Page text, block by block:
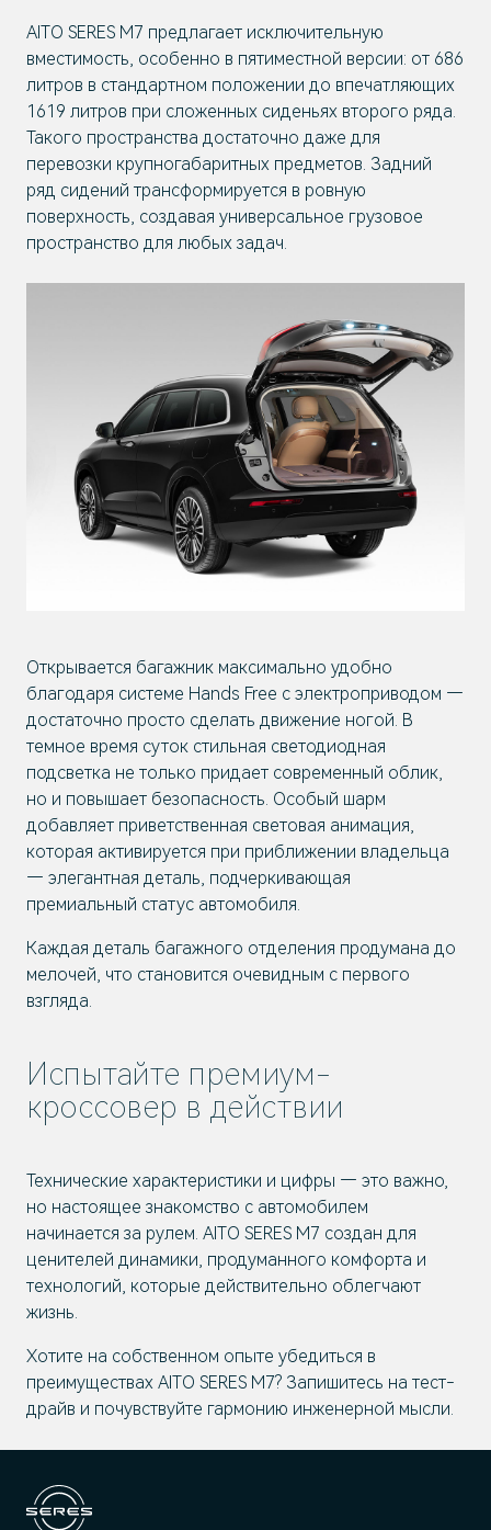
AITO SERES M7 предлагает исключительную
вместимость, особенно в пятиместной версии: от 686
литров в стандартном положении до впечатляющих
1619 литров при сложенных сиденьях второго ряда.
Такого пространства достаточно даже для
перевозки крупногабаритных предметов. Задний
ряд сидений трансформируется в ровную
поверхность, создавая универсальное грузовое
пространство для любых задач.
Открывается багажник максимально удобно
благодаря системе Hands Free с электроприводом —
достаточно просто сделать движение ногой. В
темное время суток стильная светодиодная
подсветка не только придает современный облик,
но и повышает безопасность. Особый шарм
добавляет приветственная световая анимация,
которая активируется при приближении владельца
— элегантная деталь, подчеркивающая
премиальный статус автомобиля.
Каждая деталь багажного отделения продумана до
мелочей, что становится очевидным с первого
взгляда.
Испытайте премиум-
кроссовер в действии
Технические характеристики и цифры — это важно,
но настоящее знакомство с автомобилем
начинается за рулем. AITO SERES M7 создан для
ценителей динамики, продуманного комфорта и
технологий, которые действительно облегчают
жизнь.
Хотите на собственном опыте убедиться в
преимуществах AITO SERES M7? Запишитесь на тест-
драйв и почувствуйте гармонию инженерной мысли.